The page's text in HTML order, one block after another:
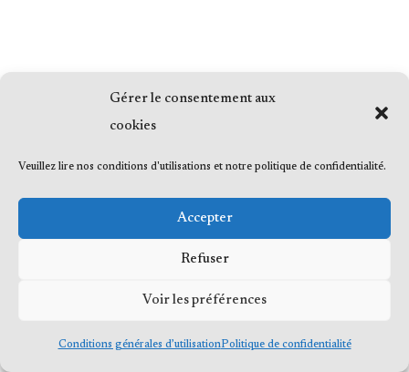
Gérer le consentement aux
cookies
Veuillez lire nos conditions d'utilisations et notre politique de confidentialité.
Accepter
Refuser
Voir les préférences
Conditions générales d’utilisationPolitique de confidentialité